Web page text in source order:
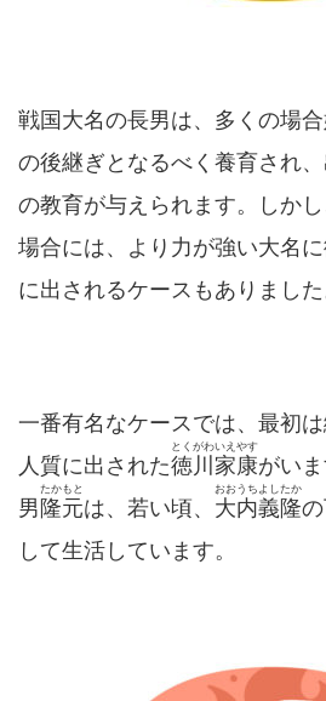
戦国大名の長男は、多くの場
の後継ぎとなるべく養育され
の教育が与えられます。しか
場合には、より力が強い大名
に出されるケースもありました
一番有名なケースでは、最初
人質に出された徳川家康
とくがわいえやす
がいま
男隆元
たかもと
は、若い頃、 大内義隆
おおうちよしたか
して生活しています。